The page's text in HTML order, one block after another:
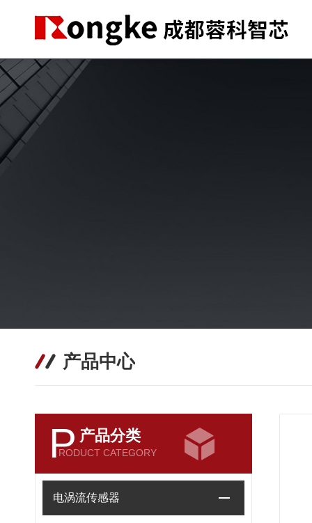
产品中心
P 产品分类
RODUCT CATEGORY
电涡流传感器